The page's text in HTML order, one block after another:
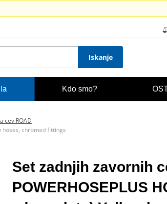
Iskanje
Kdo smo?
cev ROAD
hoses, chromed fittings
Set zadnjih zavornih
POWERHOSEPLUS